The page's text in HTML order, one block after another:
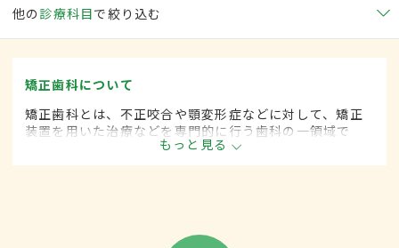
他の 診療科目で絞り込む
矯正歯科について
矯正歯科とは、不正咬合や顎変形症などに対して、矯正
装置を用いた治療などを専門的に行う歯科の一領域で
もっと見る